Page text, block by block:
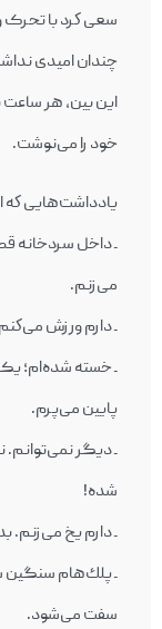
سعی كرد با تحرک
چندان اميدی
این بین، هر
خود را می‌نوشت.
یادداشت‌هایی كه
ـ داخل سردخانه‌
می‌زنم.
ـ دارم ورزش
ـ خسته شده‌ام؛
پایين می‌پرم.
ـ ديگر
شده!
ـ دارم يخ می‌زنم.
ـ پلك‌هام سنگين
سفت می‌شود.